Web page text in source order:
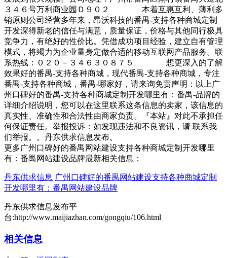
３４６号万利商业园Ｄ９０２ 本着互惠互利、薄利多
销原则公司经营多年来，昂沃科技的番禺-支持各种商城定制
开发深得新老的信任与满意，质量保证，价格与其他同行极具
竞争力，有绝好的性价比。凭借成功项目经验，建立自有管理
模式，将竭力为企业量身定做合适的移动互联网产品服务。联
系热线：０２０－３４６３０８７５ 想更深入的了解
效果好的番禺-支持各种商城，现代番禺-支持各种商城，专注
番禺-支持各种商城，番禺-哪家好，请来询免责声明：以上广
州口碑好的番禺-支持各种商城定制开发哪里有：番禺-品牌的
详细介绍说明，您可以在这里联系这条信息的卖家，该信息的
真实性、准确性和合法性由商家负责。『本站』对此不承担任
何保证责任。举报投诉：如发现违法和不良资讯，请 联系我
们举报。。丹东供求信息发布。
更多广州口碑好的番禺网站建设支持各种商城定制开发哪里
有：番禺网站建设品牌最新相关信息：
丹东供求信息 广州口碑好的番禺网站建设支持各种商城定制
开发哪里有：番禺网站建设品牌
丹东供求信息发布平
台:http://www.maijiazhan.com/gongqiu/106.html
相关信息